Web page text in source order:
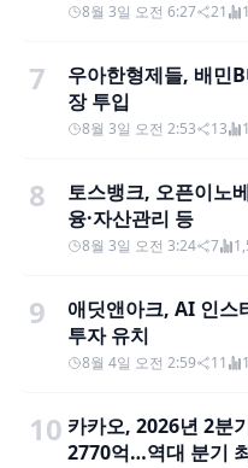
8월 3일 오전 6:27 21
7
우아한형제들, 배민
장 투입
8월 3일 오전 2:53 13
8
토스뱅크, 오픈이노
융·자산관리 등
8월 3일 오전 3:24 7
9
애딧앤아크, AI 인스
투자 유치
8월 4일 오전 2:59 11
10 카카오, 2026년 2분
2770억…역대 분기